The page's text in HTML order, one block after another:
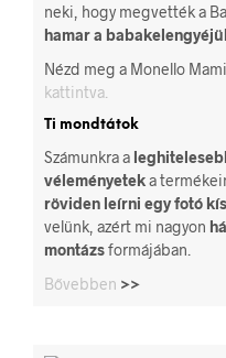
neki, hogy megvették a
hamar a
Nézd meg a Monello
kattintva.
Ti mondtátok
Számunkra a
véleményeteka
röviden leírni egy fotó
velünk, azért mi nagyon
montázsformájában.
Bővebben >>